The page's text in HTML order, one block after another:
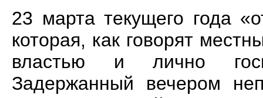
23 марта текущего года
которая, как говорят
властью и лично
Задержанный вечером